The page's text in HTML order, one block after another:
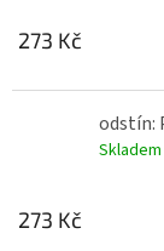
273 Kč
odstín:
Skladem
273 Kč